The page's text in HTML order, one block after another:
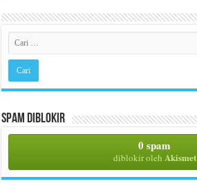
Spam Diblokir
0 spam
diblokir oleh Akismet